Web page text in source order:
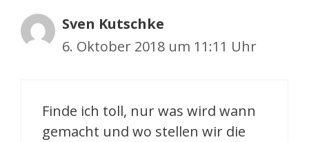
Sven Kutschke
6. Oktober 2018 um 11:11 Uhr
Finde ich toll, nur was wird wann
gemacht und wo stellen wir die